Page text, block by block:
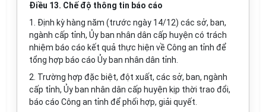
Điều 13. Chế độ thông tin báo cáo
1. Định kỳ hàng năm (trước ngày 14/12) các sở, ban,
ngành cấp tỉnh, Ủy ban nhân dân cấp huyện có trách
nhiệm báo cáo kết quả thực hiện về Công an tỉnh để
tổng hợp báo cáo Ủy ban nhân dân tỉnh.
2. Trường hợp đặc biệt, đột xuất, các sở, ban, ngành
cấp tỉnh, Ủy ban nhân dân cấp huyện kịp thời trao đổi,
báo cáo Công an tỉnh đểphối hợp, giải quyết.